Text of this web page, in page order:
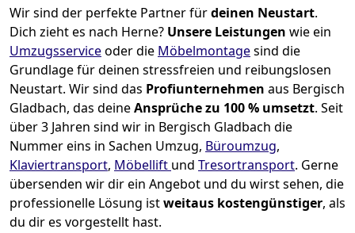
Wir sind der perfekte Partner fürdeinen Neustart.
Dich zieht es nach Herne? Unsere Leistungen wie ein
Umzugsserviceoder die Möbelmontagesind die
Grundlage für deinen stressfreien und reibungslosen
Neustart. Wir sind das Profiunternehmen aus Bergisch
Gladbach, das deineAnsprüche zu 100 % umsetzt. Seit
über 3 Jahren sind wir in Bergisch Gladbach die
Nummer eins in Sachen Umzug, Büroumzug,
Klaviertransport, Möbellift und Tresortransport. Gerne
übersenden wir dir ein Angebot und du wirst sehen, die
professionelle Lösung istweitaus kostengünstiger, als
du dir es vorgestellt hast.